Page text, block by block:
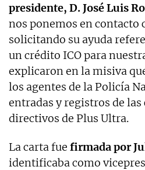
presidente, D. José Luis
nos ponemos en contacto
solicitando su ayuda
un crédito ICO para
explicaron en la misiva
los agentes de la Policía
entradas y registros de las
directivos de Plus Ultra.
La carta fue firmada por
identificaba como